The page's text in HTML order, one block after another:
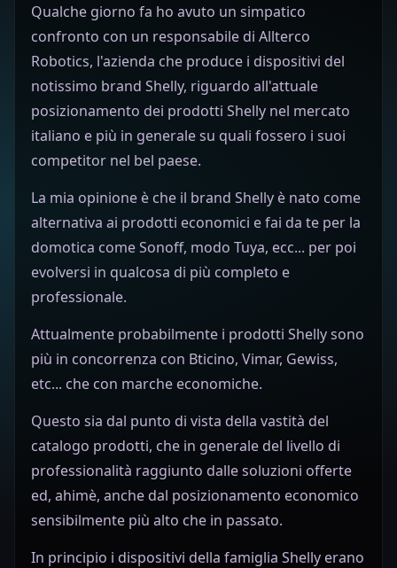
Qualche giorno fa ho avuto un simpatico
confronto con un responsabile di Allterco
Robotics, l'azienda che produce i dispositivi del
notissimo brand Shelly, riguardo all'attuale
posizionamento dei prodotti Shelly nel mercato
italiano e più in generale su quali fossero i suoi
competitor nel bel paese.
La mia opinione è che il brand Shelly è nato come
alternativa ai prodotti economici e fai da te per la
domotica come Sonoff, modo Tuya, ecc... per poi
evolversi in qualcosa di più completo e
professionale.
Attualmente probabilmente i prodotti Shelly sono
più in concorrenza con Bticino, Vimar, Gewiss,
etc... che con marche economiche.
Questo sia dal punto di vista della vastità del
catalogo prodotti, che in generale del livello di
professionalità raggiunto dalle soluzioni offerte
ed, ahimè, anche dal posizionamento economico
sensibilmente più alto che in passato.
In principio i dispositivi della famiglia Shelly erano